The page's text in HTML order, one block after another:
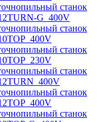
станок
G_400V
станок
станок
станок
станок
станок